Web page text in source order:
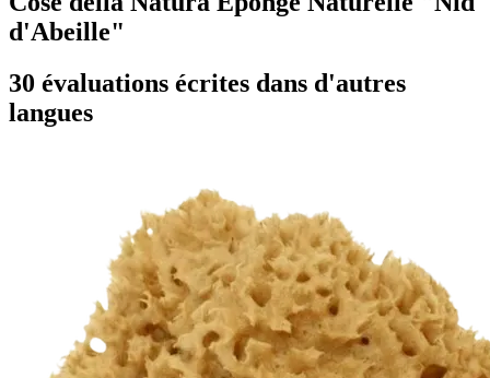
d'Abeille"
30 évaluations écrites dans d'autres
langues